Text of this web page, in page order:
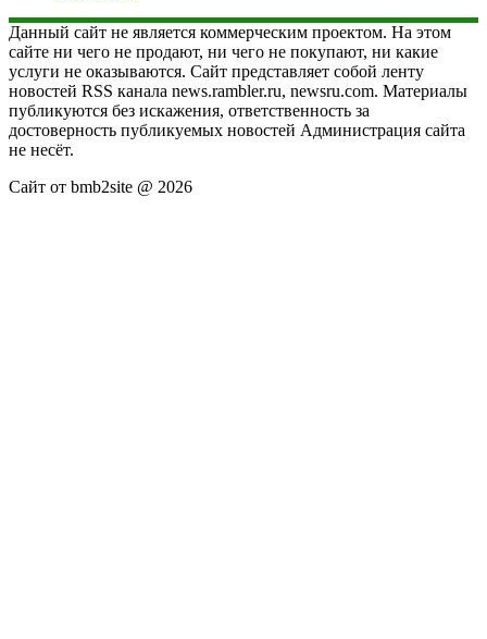
Данный сайт не является коммерческим проектом. На этом
сайте ни чего не продают, ни чего не покупают, ни какие
услуги не оказываются. Сайт представляет собой ленту
новостей RSS канала news.rambler.ru, newsru.com. Материалы
публикуются без искажения, ответственность за
достоверность публикуемых новостей Администрация сайта
не несёт.
Сайт от bmb2site @ 2026